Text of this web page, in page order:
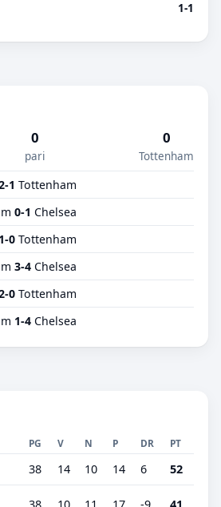
1-1
0
pari
0
Tottenham
1 Tottenham
0-1 Chelsea
1-0 Tottenham
3-4 Chelsea
0 Tottenham
1-4 Chelsea
PG V N P DR PT
38 14 10 14 6 52